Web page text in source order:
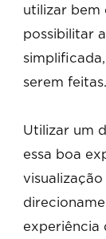
utilizar bem
possibilitar
serem feitas.
Utilizar um
essa boa
experiência